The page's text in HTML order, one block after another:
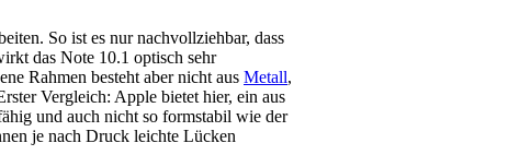
So ist es nur nachvollziehbar, dass
das Note 10.1 optisch sehr
Rahmen besteht aber nicht aus Metall,
Vergleich: Apple bietet hier, ein aus
und auch nicht so formstabil wie der
je nach Druck leichte Lücken